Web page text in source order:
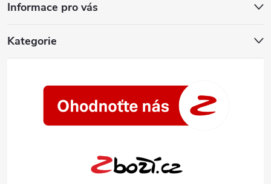
Informace pro vás
Kategorie